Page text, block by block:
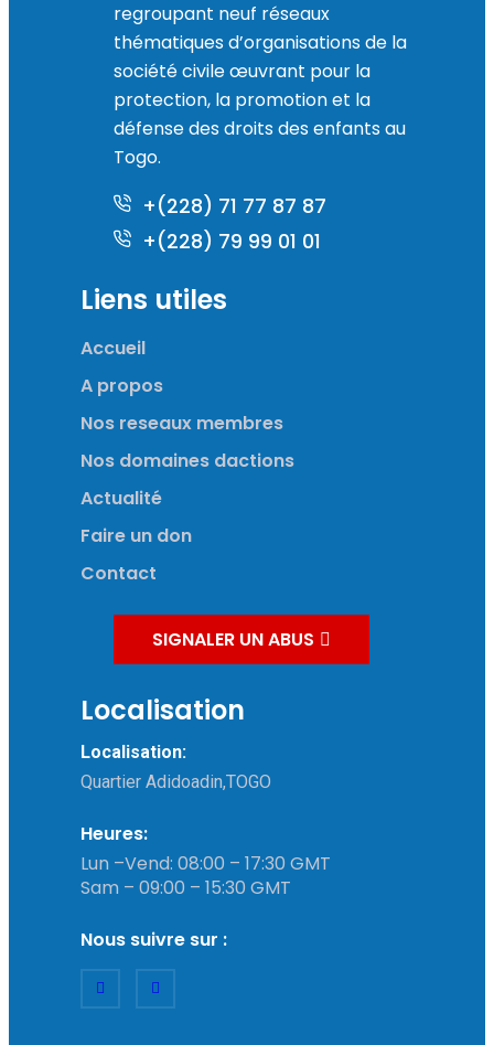
regroupant neuf réseaux
thématiques d’organisations de la
société civile œuvrant pour la
protection, la promotion et la
défense des droits des enfants au
Togo.
+(228) 71 77 87 87
+(228) 79 99 01 01
Liens utiles
Accueil
A propos
Nos reseaux membres
Nos domaines dactions
Actualité
Faire un don
Contact
SIGNALER UN ABUS
Localisation
Localisation:
Quartier Adidoadin,TOGO
Heures:
Lun –Vend: 08:00 – 17:30 GMT
Sam – 09:00 – 15:30 GMT
Nous suivre sur :